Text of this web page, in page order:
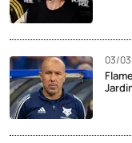
03/